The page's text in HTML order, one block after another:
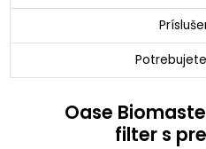
Oase
filter s